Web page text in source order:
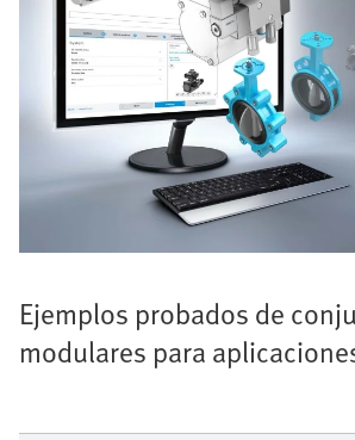
Ejemplos probados de
modulares para